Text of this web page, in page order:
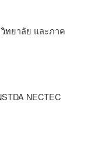
ทยาลัย และภาค